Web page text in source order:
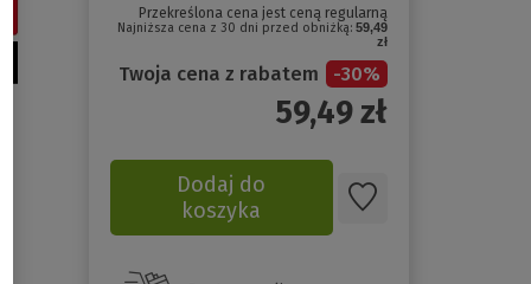
Przekreślona cena jest ceną regularną
Najniższa cena z 30 dni przed obniżką: 59,49
zł
Twoja cena z rabatem -30%
59,49zł
Dodaj do
koszyka